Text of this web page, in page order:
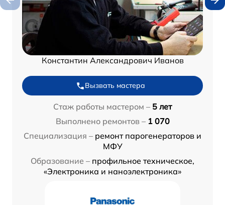
Константин Александрович Иванов
Вызвать мастера
Стаж работы мастером – 5 лет
Выполнено ремонтов – 1 070
Специализация – ремонт парогенераторов и
МФУ
Образование – профильное техническое,
«Электроника и наноэлектроника»